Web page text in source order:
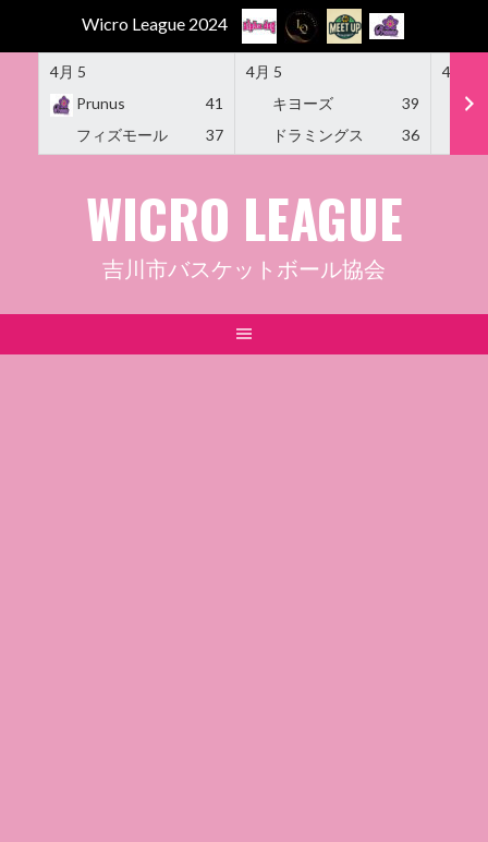
Wicro League 2024
4月 5
Prunus
41
フィズモール
37
4月 5
キヨーズ
39
ドラミングス
36
4月 5
WICRO LEAGUE
吉川市バスケットボール協会